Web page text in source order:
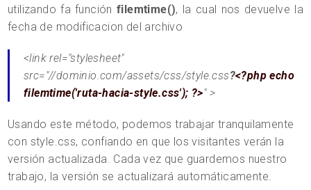
utilizando fa función filemtime(), la cual nos devuelve la
fecha de modificacion del archivo
<link rel="stylesheet"
src="//dominio.com/assets/css/style.css?<?php echo
filemtime('ruta-hacia-style.css'); ?>" >
Usando este método, podemos trabajar tranquilamente
con style.css, confiando en que los visitantes verán la
versión actualizada. Cada vez que guardemos nuestro
trabajo, la versión se actualizará automáticamente.